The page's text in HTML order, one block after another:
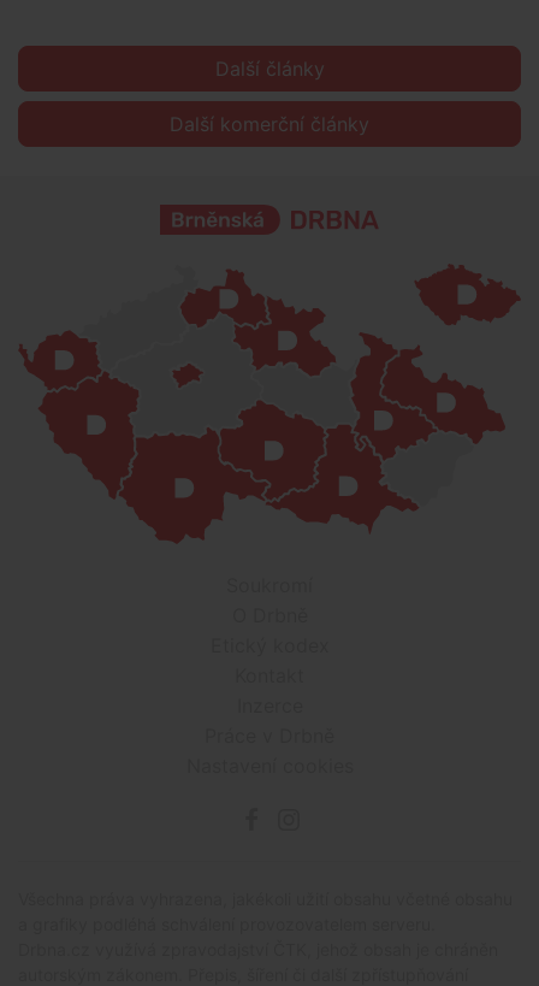
Další články
Další komerční články